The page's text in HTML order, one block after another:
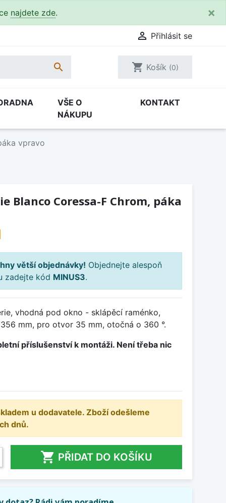
najdete zde. ×
 Přihlásit se
 shopping_cart Košík (0)
VŠE O
NÁKUPU
KONTAKT
vpravo
Blanco Coressa-F Chrom, páka
větší objednávky! Objednejte alespoň
zadejte kód MINUS3.
vhodná pod okno - sklápěcí raménko,
mm, pro otvor 35 mm, otočná o 360 °.
příslušenství k montáži. Není třeba nic
u dodavatele. Zboží odešleme
dnů.
 PŘIDAT DO KOŠÍKU